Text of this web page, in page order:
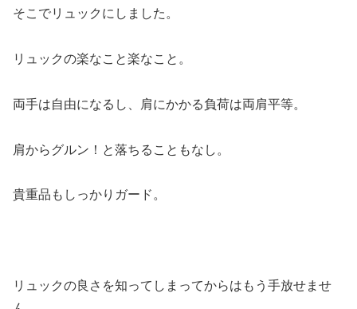
そこでリュックにしました。
リュックの楽なこと楽なこと。
両手は自由になるし、肩にかかる負荷は両肩平等。
肩からグルン！と落ちることもなし。
貴重品もしっかりガード。
リュックの良さを知ってしまってからはもう手放せませ